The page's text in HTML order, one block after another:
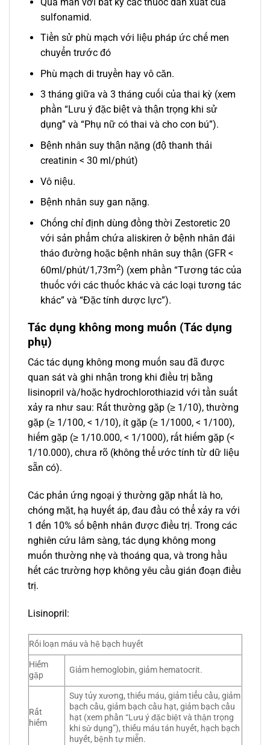
sulfonamid.
Tiền sử phù mạch với liệu pháp ức chế men
chuyển trước đó
Phù mạch di truyền hay vô căn.
3 tháng giữa và 3 tháng cuối của thai kỳ (xem
phần “Lưu ý đặc biệt và thận trọng khi sử
dụng” và “Phụ nữ có thai và cho con bú”).
Bệnh nhân suy thận nặng (độ thanh thải
creatinin < 30 ml/phút)
Vô niệu.
Bệnh nhân suy gan nặng.
Chống chỉ định dùng đồng thời Zestoretic 20
với sản phẩm chứa aliskiren ở bệnh nhân đái
tháo đường hoặc bệnh nhân suy thận (GFR <
60ml/phút/1,73m2) (xem phần “Tương tác của
thuốc với các thuốc khác và các loại tương tác
khác” và “Đặc tính dược lực”).
Tác dụng không mong muốn (Tác dụng
phụ)
Các tác dụng không mong muốn sau đã được
quan sát và ghi nhận trong khi điều trị bằng
lisinopril và/hoặc hydrochlorothiazid với tần suất
xảy ra như sau: Rất thường gặp (≥ 1/10), thường
gặp (≥ 1/100, < 1/10), ít gặp (≥ 1/1000, < 1/100),
hiếm gặp (≥ 1/10.000, < 1/1000), rất hiếm gặp (<
1/10.000), chưa rõ (không thể ước tính từ dữ liệu
sẵn có).
Các phản ứng ngoại ý thường gặp nhất là ho,
chóng mặt, hạ huyết áp, đau đầu có thể xảy ra với
1 đến 10% số bệnh nhân được điều trị. Trong các
nghiên cứu lâm sàng, tác dụng không mong
muốn thường nhẹ và thoáng qua, và trong hầu
hết các trường hợp không yêu cầu gián đoạn điều
trị.
Lisinopril:
Rối loạn máu và hệ bạch huyết
Hiếm
gặp
Giảm hemoglobin, giảm hematocrit.
Rất
hiếm
Suy tủy xương, thiếu máu, giảm tiểu cầu, giảm
bạch cầu, giảm bạch cầu hạt, giảm bạch cầu
hạt (xem phần “Lưu ý đặc biệt và thận trọng
khi sử dụng”), thiếu máu tán huyết, hạch bạch
huyết, bệnh tự miễn.